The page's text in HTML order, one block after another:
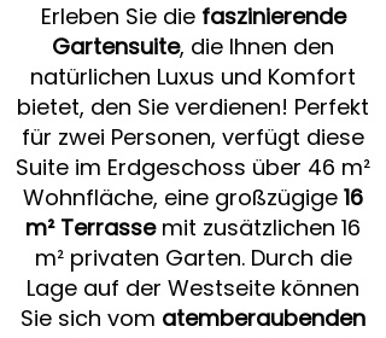
Erleben Sie die faszinierende
Gartensuite, die Ihnen den
natürlichen Luxus und Komfort
bietet, den Sie verdienen! Perfekt
für zwei Personen, verfügt diese
Suite im Erdgeschoss über 46 m²
Wohnfläche, eine großzügige 16
m² Terrassemit zusätzlichen 16
m² privaten Garten. Durch die
Lage auf der Westseite können
Sie sich vom atemberaubenden